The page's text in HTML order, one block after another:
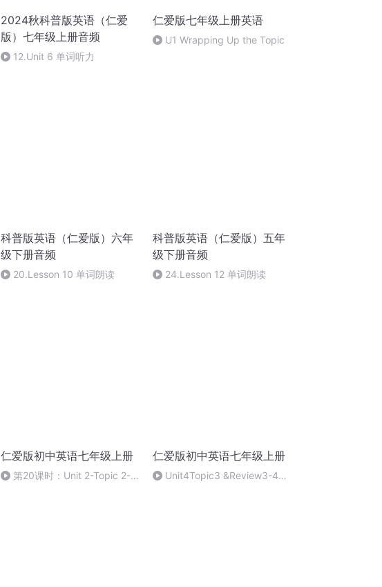
2024秋科普版英语（仁爱
版）七年级上册音频
12.Unit 6 单词听力
仁爱版七年级上册英语
U1 Wrapping Up the Topic
科普版英语（仁爱版）六年
级下册音频
20.Lesson 10 单词朗读
科普版英语（仁爱版）五年
级下册音频
24.Lesson 12 单词朗读
仁爱版初中英语七年级上册
第20课时：Unit 2-Topic 2-
仁爱版初中英语七年级上册
Unit4Topic3 &Review3-4